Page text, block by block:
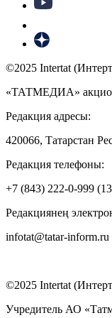
©2025 Intertat
«ТАТМЕДИА»
Редакция адресы:
420066, Татарстан
Редакция телефоны:
+7 (843) 222-0-999
Редакциянең
infotat@tatar-inform.ru
©2025 Intertat
Учредитель АО